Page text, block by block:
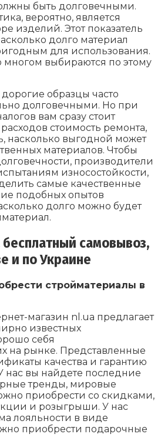
быть долговечными.
вероятно, является
изделий. Этот показатель
долго материал
для использования.
многом выбираются по этому
образцы часто
долговечными. Но при
вам сразу стоит
стоимость ремонта,
насколько выгодной может
материалов. Чтобы
производители
износостойкости,
самые качественные
подобных опытов
долго можно будет
самовывоз,
и по Украине
стройматериалы в
магазин nl.ua предлагает
известных
себя
на рынке. Представленные
качества и гарантию
нас вы найдете последние
тренды, мировые
приобрести со скидками,
и розыгрыши. У нас
лояльности в виде
приобрести подарочные